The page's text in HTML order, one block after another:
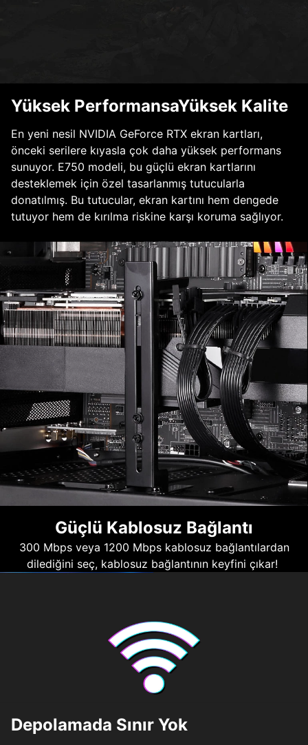
Yüksek PerformansaYüksek Kalite
En yeni nesil NVIDIA GeForce RTX ekran kartları,
önceki serilere kıyasla çok daha yüksek performans
sunuyor. E750 modeli, bu güçlü ekran kartlarını
desteklemek için özel tasarlanmış tutucularla
donatılmış. Bu tutucular, ekran kartını hem dengede
tutuyor hem de kırılma riskine karşı koruma sağlıyor.
Güçlü Kablosuz Bağlantı
300 Mbps veya 1200 Mbps kablosuz bağlantılardan
dilediğini seç, kablosuz bağlantının keyfini çıkar!
Depolamada Sınır Yok